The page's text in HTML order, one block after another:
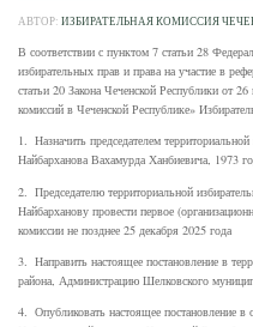
АВТОР: ИЗБИРАТЕЛЬНАЯ КОМИССИЯ
В соответствии с пунктом 7 статьи 28
избирательных прав и права на участие в
статьи 20 Закона Чеченской Республики от
комиссий в Чеченской Республике»
1. Назначить председателем
Найбарханова Вахамурда Ханбиевича, 1973
2. Председателю территориальной
Найбарханову провести первое
комиссии не позднее 25 декабря 2025 года
3. Направить настоящее постановление в
района, Администрацию Шелковского
4. Опубликовать настоящее постановление в